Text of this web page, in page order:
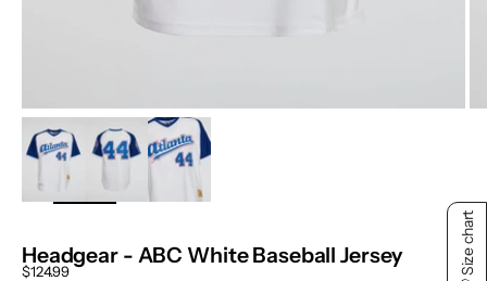
ZOOM
Headgear - ABC White Baseball Jersey
Sale price
$124.99 Size chart